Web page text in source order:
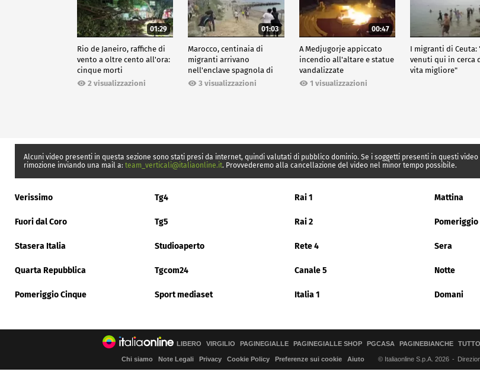
01:29
Rio de Janeiro, raffiche di
vento a oltre cento all'ora:
cinque morti
2 visualizzazioni
01:03
Marocco, centinaia di
migranti arrivano
nell'enclave spagnola di
Ceuta3 visualizzazioni
00:47
A Medjugorje appiccato
incendio all'altare e statue
vandalizzate
1 visualizzazioni
I migranti di Ceuta:
venuti qui in cerca
vita migliore"
Alcuni video presenti in questa sezione sono stati presi da internet, quindi valutati di pubblico dominio. Se i soggetti presenti in questi
rimozione inviando una mail a: team_verticali@italiaonline.it. Provvederemo alla cancellazione del video nel minor tempo possibile.
Verissimo Tg4 Rai 1 Mattina
Fuori dal Coro Tg5 Rai 2 Pomeriggio
Stasera Italia Studioaperto Rete 4 Sera
Quarta Repubblica Tgcom24 Canale 5 Notte
Pomeriggio Cinque Sport mediaset Italia 1 Domani
LIBERO VIRGILIO PAGINEGIALLE PAGINEGIALLE SHOP PGCASA PAGINEBIANCHE
Chi siamo Note Legali Privacy Cookie Policy Preferenze sui cookie Aiuto © Italiaonline S.p.A. 2026